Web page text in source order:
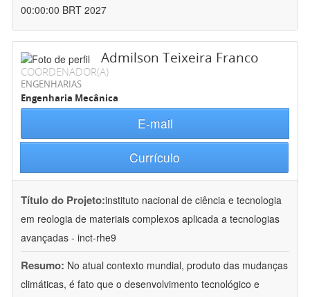
00:00:00 BRT 2027
Admilson Teixeira Franco
COORDENADOR(A)
ENGENHARIAS
Engenharia Mecânica
E-mail
Currículo
Título do Projeto:instituto nacional de ciência e tecnologia
em reologia de materiais complexos aplicada a tecnologias
avançadas - inct-rhe9
Resumo: No atual contexto mundial, produto das mudanças
climáticas, é fato que o desenvolvimento tecnológico e